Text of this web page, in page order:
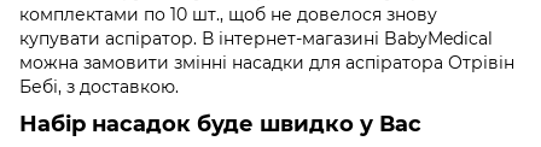
комплектами по 10 шт., щоб не довелося знову
купувати аспіратор. В інтернет-магазині BabyMedical
можна замовити змінні насадки для аспіратора Отрівін
Бебі, з доставкою.
Набір насадок буде швидко у Вас